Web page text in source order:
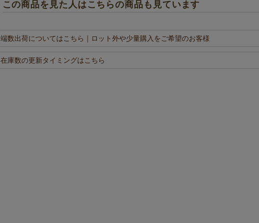
この商品を見た人はこちらの商品も見ています
端数出荷についてはこちら ｜ロット外や少量購入をご希望のお客様
在庫数の更新タイミングはこちら